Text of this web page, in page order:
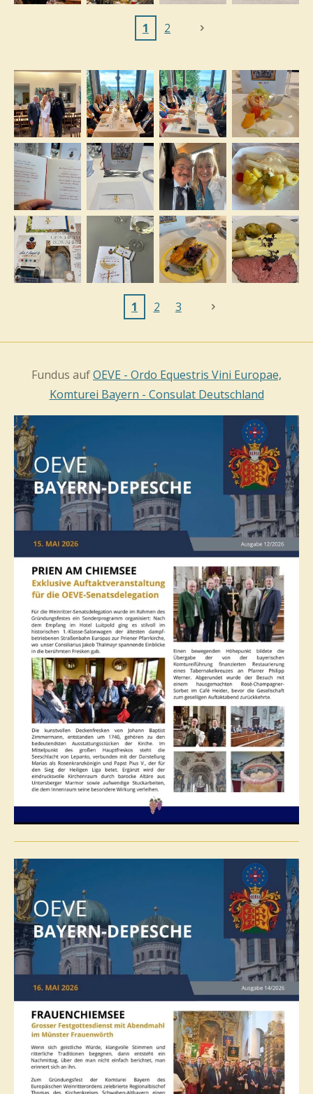
1 2
1 2 3
Fundus aufOEVE - Ordo Equestris Vini Europae,
Komturei Bayern - Consulat Deutschland